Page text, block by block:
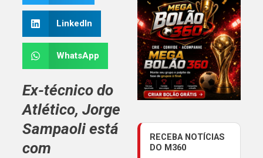
LinkedIn
WhatsApp
Ex-técnico do
Atlético, Jorge
Sampaoliestá
com
RECEBA NOTÍCIAS
DO M360